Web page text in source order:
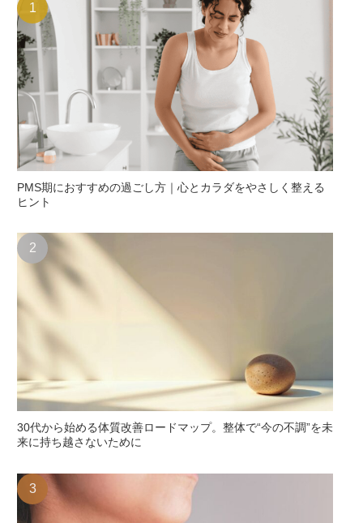
PMS期におすすめの過ごし方｜心とカラダをやさしく整える
ヒント
30代から始める体質改善ロードマップ。整体で“今の不調”を未
来に持ち越さないために